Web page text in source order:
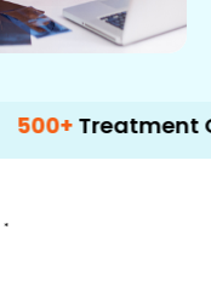
Treatment Options
*